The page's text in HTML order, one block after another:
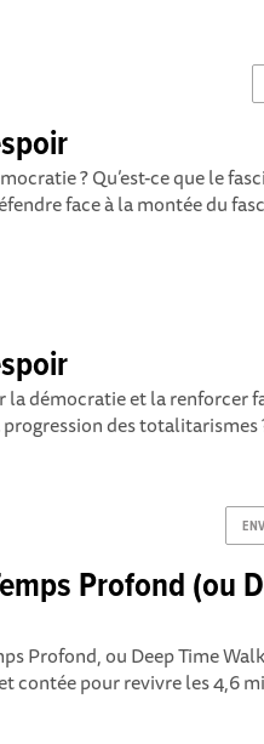
? Qu’est-ce que le
face à la montée du
démocratie et la renforcer
des totalitarismes
Profond (ou
Profond, ou Deep Time
contée pour revivre les 4,6